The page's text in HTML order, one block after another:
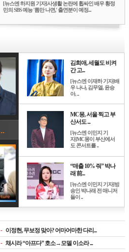
[뉴스엔 하지원 기자]사생활 논란에 휩싸인 배우 황정
민의 SBS 예능 '틈만 나면,' 출연분이 예정...
김희애, 세월도 비켜
간 고...
[뉴스엔 이재하 기자]배
우 나나, 김무열, 윤승
아, ..
MC몽, 서울 찍고 부
산서도 ...
[뉴스엔 이민지 기
자]MC몽이 부산에서
도 콘서트를 ..
“매출 10% 줘” 박나
래 前...
[뉴스엔 이민지 기자]방
송인 박나래 전 매니저
들이 ..
- 이정현, 무보정 맞아? 어마어마한 다리...
- 채시라 “아프다” 호소→모델 이소라 ...